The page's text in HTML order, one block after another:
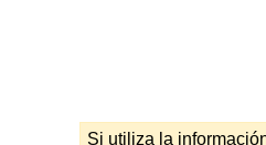
Si utiliza la